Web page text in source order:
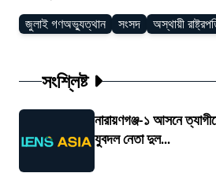
জুলাই গণঅভ্যুত্থান সংসদ অস্থায়ী
সংশ্লিষ্ট
নারায়ণগঞ্জ-১ আসনে
যুবদল নেতা দুল...